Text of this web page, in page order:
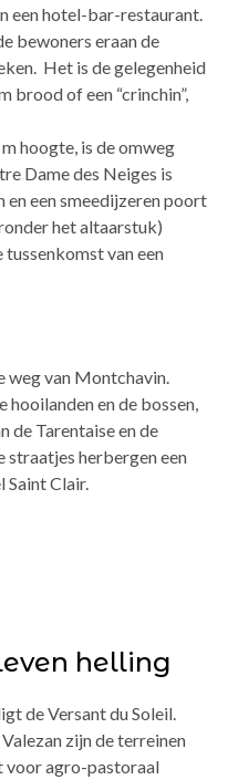
een hotel-bar-restaurant.
bewoners eraan de
Het is de gelegenheid
brood of een “crinchin”,
hoogte, is de omweg
Dame des Neiges is
en een smeedijzeren poort
het altaarstuk)
van een
weg van Montchavin.
en de bossen,
de Tarentaise en de
straatjes herbergen een
Saint Clair.
helling
de Versant du Soleil.
Valezan zijn de terreinen
voor agro-pastoraal